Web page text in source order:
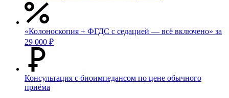
«Колоноскопия + ФГДС с седацией — всё включено» за
29 000 ₽
Консультация с биоимпедансом по цене обычного
приёма